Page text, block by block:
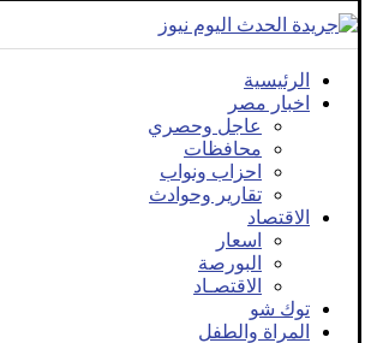
الرئيسية
اخبار مصر
عاجل وحصري
محافظات
احزاب ونواب
تقارير وحوادث
الاقتصاد
اسعار
البورصة
الاقتصـاد
توك شو
المراة والطفل